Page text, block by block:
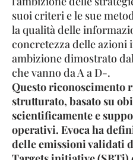
suoi criteri e le sue
la qualità delle
concretezza delle
ambizione dimostrato
che vanno da A a D-.
Questo riconoscimento
strutturato, basato su
scientificamente e
operativi. Evoca ha
delle emissioni validati